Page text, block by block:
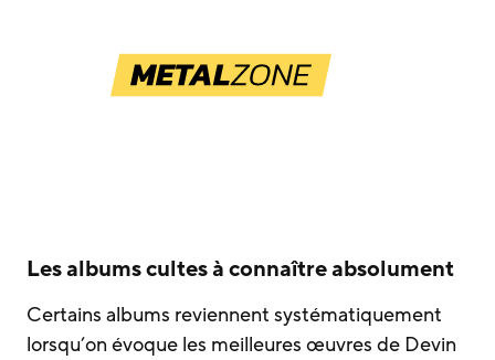
Les albums cultes à connaître absolument
Certains albums reviennent systématiquement
lorsqu’on évoque les meilleures œuvres de Devin